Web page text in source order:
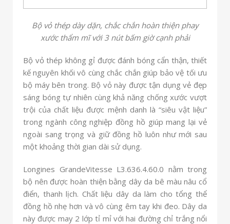
Bộ vỏ thép dày dặn, chắc chắn hoàn thiện phay
xước thẩm mĩ với 3 nút bấm giờ cạnh phải
Bộ vỏ thép không gỉ được đánh bóng cẩn thận, thiết
kế nguyên khối vô cùng chắc chắn giúp bảo vệ tối ưu
bộ máy bên trong. Bộ vỏ này được tận dụng vẻ đẹp
sáng bóng tự nhiên cùng khả năng chống xước vượt
trội của chất liệu được mệnh danh là “siêu vật liệu”
trong ngành công nghiệp đồng hồ giúp mang lại vẻ
ngoài sang trọng và giữ đồng hồ luôn như mới sau
một khoảng thời gian dài sử dụng.
Longines GrandeVitesse L3.636.4.60.0 nằm trong
bộ nên được hoàn thiện bằng dây da bê màu nâu cổ
điển, thanh lịch. Chất liệu dây da làm cho tổng thể
đồng hồ nhẹ hơn và vô cùng êm tay khi đeo. Dây da
này được may 2 lớp tỉ mỉ với hai đường chỉ trắng nổi